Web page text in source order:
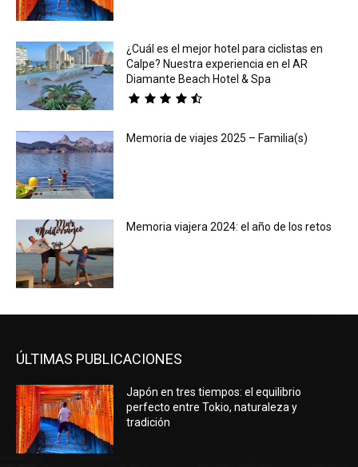
¿Cuál es el mejor hotel para ciclistas en
Calpe? Nuestra experiencia en el AR
Diamante Beach Hotel & Spa
Memoria de viajes 2025 – Familia(s)
Memoria viajera 2024: el año de los retos
ÚLTIMAS PUBLICACIONES
Japón en tres tiempos: el equilibrio
perfecto entre Tokio, naturaleza y
tradición